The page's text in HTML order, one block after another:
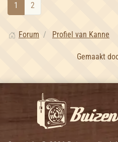
1 2
Forum Profiel van Kanne
Gemaakt